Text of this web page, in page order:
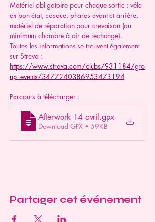
Matériel obligatoire pour chaque sortie : vélo
en bon état, casque, phares avant et arrière,
matériel de réparation pour crevaison (au
minimum chambre à air de rechange).
Toutes les informations se trouvent également
sur Strava :
https://www.strava.com/clubs/931184/gro
up_events/3477240386953473194
Parcours à télécharger :
Afterwork 14 avril.gpx
Download GPX • 59KB
Partager cet événement